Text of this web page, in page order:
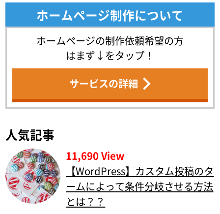
ホームページ制作について
ホームページの制作依頼希望の方
はまず↓をタップ！
サービスの詳細
人気記事
11,690 View
【WordPress】カスタム投稿のタ
ームによって条件分岐させる方法
とは？？